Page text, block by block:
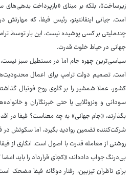
زیرساخت»، بلکه بر مبنای «بازپرداخت
است. جیانی اینفانتینو، رئیس فیفا، که
چندملیتی بر کسی پوشیده نیست، این بار توسط
جهانی در حیاط خلوت قدرت.
سیاسی‌ترین چهره جام اما در مستطیل سبز
کشور، عملا شمشیر را بر گلوی روح فوتبال
سودانی و ونزوئلایی یا حتی خبرنگاران و
بگذارند، «جام جهانی» به چه معناست؟ فیفا در
شرکت‌کننده تضمین روادید بگیرد، اما سکوتش
روشنی از معامله قدرت با اصول است. انگاری از
بی‌درنگ جواب داده‌اند: «کجای قرارداد را باید
برای ناظران تیزبین، رفتار دوگانه فیفا